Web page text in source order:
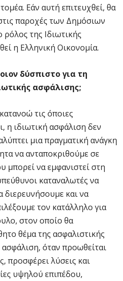
Εάν αυτή επιτευχθεί, θα
παροχές των Δημόσιων
ρόλος της Ιδιωτικής
η Ελληνική Οικονομία.
δύσπιστο για τη
ασφάλισης;
τις όποιες
η ιδιωτική ασφάλιση δεν
μια πραγματική ανάγκη
να ανταποκριθούμε σε
μπορεί να εμφανιστεί στη
καταναλωτές να
και να
τον κατάλληλο για
στον οποίο θα
θέμα της ασφαλιστικής
όταν προωθείται
προσφέρει λύσεις και
υψηλού επιπέδου,